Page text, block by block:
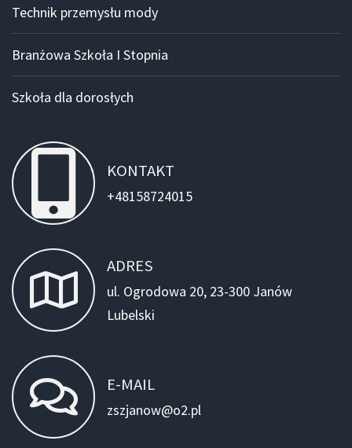
Technik przemysłu mody
Branżowa Szkoła I Stopnia
Szkoła dla dorosłych
KONTAKT
+48158724015
ADRES
ul. Ogrodowa 20, 23-300 Janów
Lubelski
E-MAIL
zszjanow@o2.pl